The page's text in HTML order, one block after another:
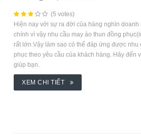
(5 votes)
Hiện nay với sự ra đời của hàng nghìn doanh
chính vì vậy nhu cầu may áo thun đồng
rất lớn.Vậy làm sao có thể đáp ứng được nhu
phục theo yêu cầu của khách hàng. Hảy đến
giúp bạn.
XEM CHI TIẾT